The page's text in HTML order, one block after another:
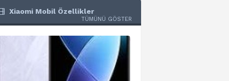
Xiaomi Mobil Özellikler
TÜMÜNÜ GÖSTER